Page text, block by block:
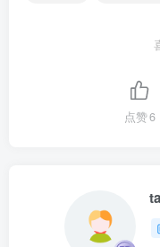
点赞6